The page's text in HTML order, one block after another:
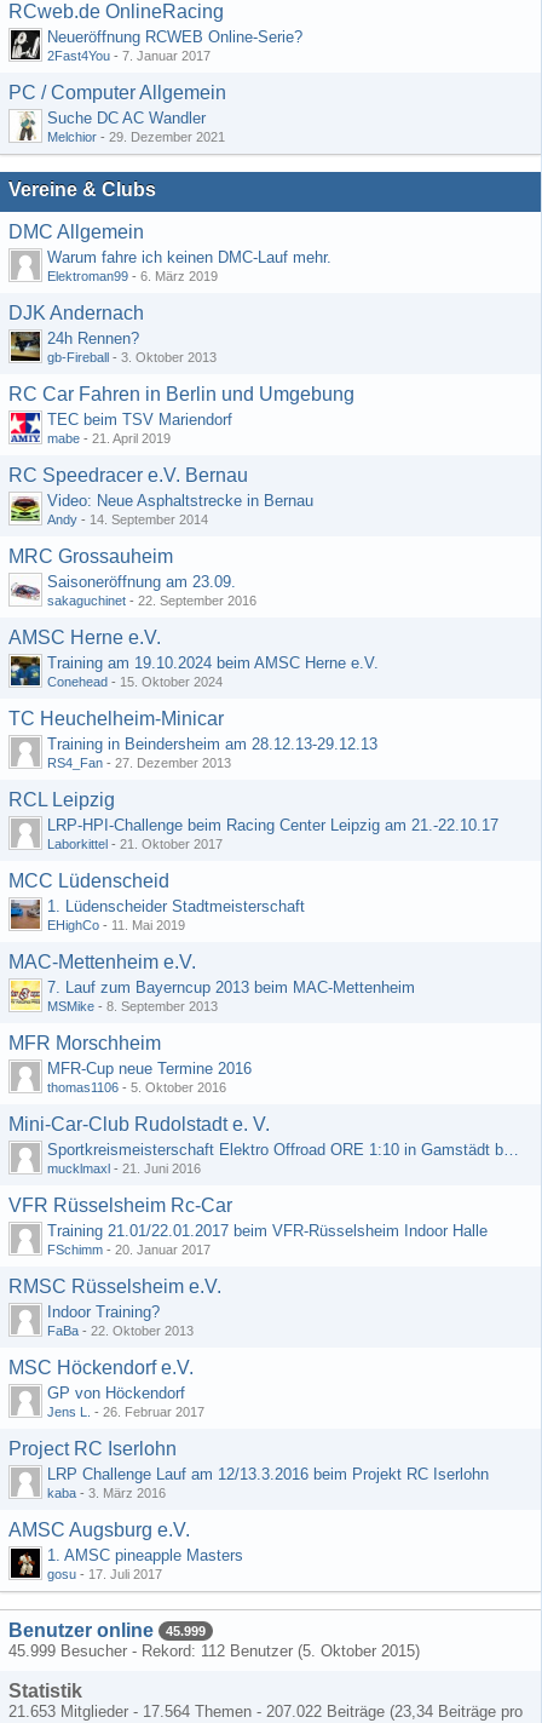
RCweb.de OnlineRacing
Neueröffnung RCWEB Online-Serie?
2Fast4You - 7. Januar 2017
PC / Computer Allgemein
Suche DC AC Wandler
Melchior - 29. Dezember 2021
Vereine & Clubs
DMC Allgemein
Warum fahre ich keinen DMC-Lauf mehr.
Elektroman99 - 6. März 2019
DJK Andernach
24h Rennen?
gb-Fireball - 3. Oktober 2013
RC Car Fahren in Berlin und Umgebung
TEC beim TSV Mariendorf
mabe - 21. April 2019
RC Speedracer e.V. Bernau
Video: Neue Asphaltstrecke in Bernau
Andy - 14. September 2014
MRC Grossauheim
Saisoneröffnung am 23.09.
sakaguchinet - 22. September 2016
AMSC Herne e.V.
Training am 19.10.2024 beim AMSC Herne e.V.
Conehead - 15. Oktober 2024
TC Heuchelheim-Minicar
Training in Beindersheim am 28.12.13-29.12.13
RS4_Fan - 27. Dezember 2013
RCL Leipzig
LRP-HPI-Challenge beim Racing Center Leipzig am 21.-22.10.17
Laborkittel - 21. Oktober 2017
MCC Lüdenscheid
1. Lüdenscheider Stadtmeisterschaft
EHighCo - 11. Mai 2019
MAC-Mettenheim e.V.
7. Lauf zum Bayerncup 2013 beim MAC-Mettenheim
MSMike - 8. September 2013
MFR Morschheim
MFR-Cup neue Termine 2016
thomas1106 - 5. Oktober 2016
Mini-Car-Club Rudolstadt e. V.
Sportkreismeisterschaft Elektro Offroad ORE 1:10 in Gamstädt bei Erfurt, Outdoor mit Indoor Ausweichmöglichkeit!!!
mucklmaxl - 21. Juni 2016
VFR Rüsselsheim Rc-Car
Training 21.01/22.01.2017 beim VFR-Rüsselsheim Indoor Halle
FSchimm - 20. Januar 2017
RMSC Rüsselsheim e.V.
Indoor Training?
FaBa - 22. Oktober 2013
MSC Höckendorf e.V.
GP von Höckendorf
Jens L. - 26. Februar 2017
Project RC Iserlohn
LRP Challenge Lauf am 12/13.3.2016 beim Projekt RC Iserlohn
kaba - 3. März 2016
AMSC Augsburg e.V.
1. AMSC pineapple Masters
gosu - 17. Juli 2017
Benutzer online 45.999
45.999 Besucher - Rekord: 112 Benutzer (5. Oktober 2015)
Statistik
21.653 Mitglieder - 17.564 Themen - 207.022 Beiträge (23,34 Beiträge pro